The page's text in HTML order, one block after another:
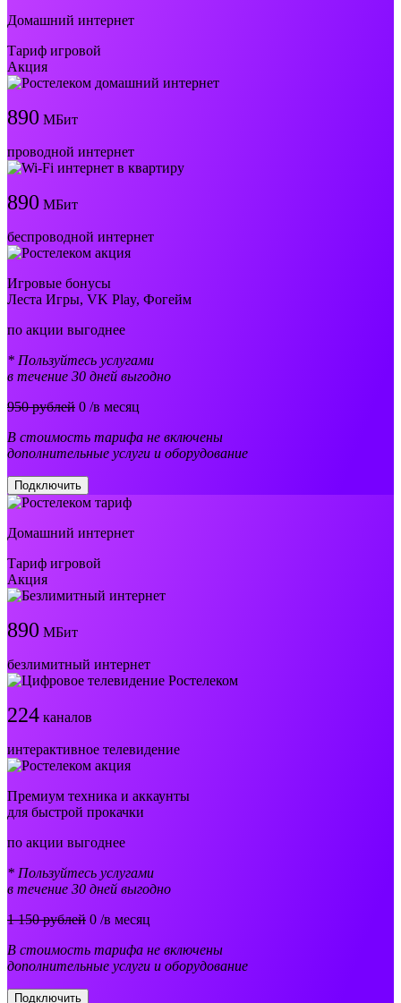
Домашний интернет
Тариф игровой
Акция
890 МБит
проводной интернет
890 МБит
беспроводной интернет
Игровые бонусы
Леста Игры, VK Play, Фогейм
по акции выгоднее
* Пользуйтесь услугами
в течение 30 дней выгодно
950 рублей 0 /в месяц
В стоимость тарифа не включены
дополнительные услуги и оборудование
Подключить
Домашний интернет
Тариф игровой
Акция
890 МБит
безлимитный интернет
224 каналов
интерактивное телевидение
Премиум техника и аккаунты
для быстрой прокачки
по акции выгоднее
* Пользуйтесь услугами
в течение 30 дней выгодно
1 150 рублей 0 /в месяц
В стоимость тарифа не включены
дополнительные услуги и оборудование
Подключить